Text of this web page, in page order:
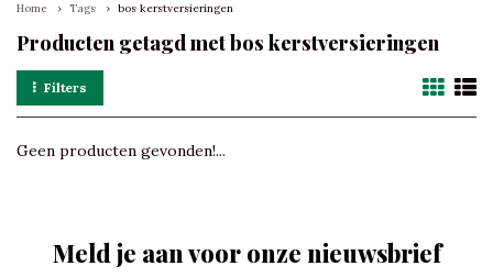
Home Tags bos kerstversieringen
Producten getagd met bos kerstversieringen
Filters
Geen producten gevonden!...
Meld je aan voor onze nieuwsbrief